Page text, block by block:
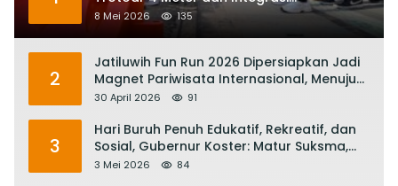
Transportasi Listrik
8 Mei 2026 135
2
Jatiluwih Fun Run 2026 Dipersiapkan Jadi
Magnet Pariwisata Internasional, Menuju
Satu Abad Pariwisata Bali
30 April 2026 91
3
Hari Buruh Penuh Edukatif, Rekreatif, dan
Sosial, Gubernur Koster: Matur Suksma,
Keringat Pekerja Mesin Ekonomi Bali
3 Mei 2026 84